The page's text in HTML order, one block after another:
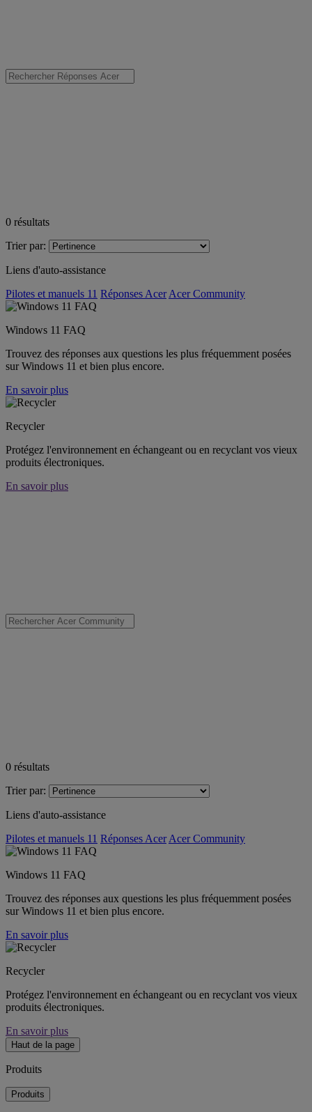
0 résultats
Trier par:
Liens d'auto-assistance
Pilotes et manuels 11 Réponses Acer Acer Community
Windows 11 FAQ
Trouvez des réponses aux questions les plus fréquemment posées
sur Windows 11 et bien plus encore.
En savoir plus
Recycler
Protégez l'environnement en échangeant ou en recyclant vos vieux
produits électroniques.
En savoir plus
0 résultats
Trier par:
Liens d'auto-assistance
Pilotes et manuels 11 Réponses Acer Acer Community
Windows 11 FAQ
Trouvez des réponses aux questions les plus fréquemment posées
sur Windows 11 et bien plus encore.
En savoir plus
Recycler
Protégez l'environnement en échangeant ou en recyclant vos vieux
produits électroniques.
En savoir plus
Haut de la page
Produits
Produits